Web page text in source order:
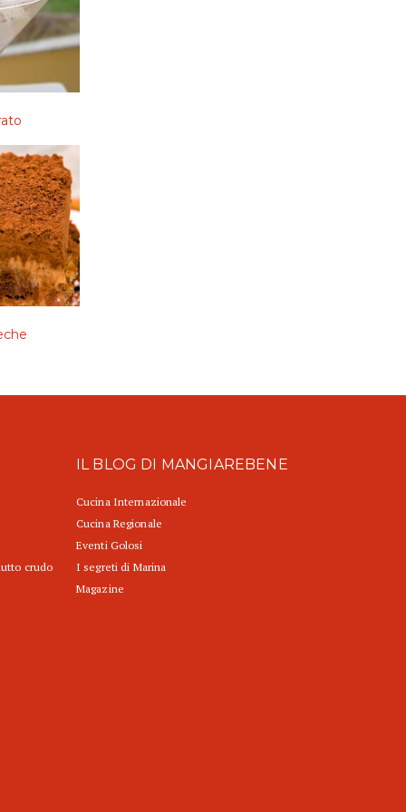
crudo
IL BLOG DI MANGIAREBENE
Cucina Internazionale
Cucina Regionale
Eventi Golosi
I segreti di Marina
Magazine